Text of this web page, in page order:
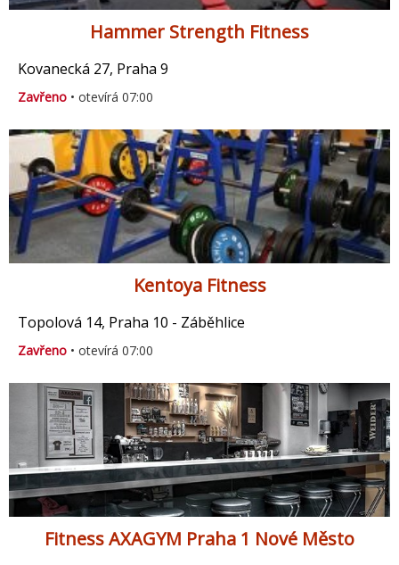
Hammer Strength Fitness
Kovanecká 27, Praha 9
Zavřeno • otevírá 07:00
Kentoya Fitness
Topolová 14, Praha 10 - Záběhlice
Zavřeno • otevírá 07:00
Fitness AXAGYM Praha 1 Nové Město